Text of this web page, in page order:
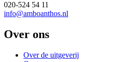
020-524 54 11
info@amboanthos.nl
Over ons
Over de uitgeverij